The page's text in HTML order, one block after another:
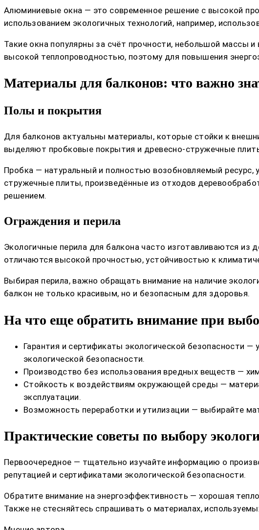
Алюминиевые окна — это современное решение с высокой
использованием экологичных технологий, например,
Такие окна популярны за счёт прочности, небольшой массы
высокой теплопроводностью, поэтому для повышения
Материалы для балконов: что важно
Полы и покрытия
Для балконов актуальны материалы, которые стойки к
выделяют пробковые покрытия и древесно-стружечные
Пробка — натуральный и полностью возобновляемый ресурс,
стружечные плиты, произведённые из отходов
решением.
Ограждения и перила
Экологичные перила для балкона часто изготавливаются из
отличаются высокой прочностью, устойчивостью к
Выбирая перила, важно обращать внимание на наличие
балкон не только красивым, но и безопасным для здоровья.
На что еще обратить внимание при
Гарантия и сертификаты экологической безопасности
экологической безопасности.
Производство без использования вредных веществ —
Стойкость к воздействиям окружающей среды —
эксплуатации.
Возможность переработки и утилизации — выбирайте
Практические советы по выбору
Первоочередное — тщательно изучайте информацию о
репутацией и сертификатами экологической безопасности.
Обратите внимание на энергоэффективность — хорошая
Также не стесняйтесь спрашивать о материалах,